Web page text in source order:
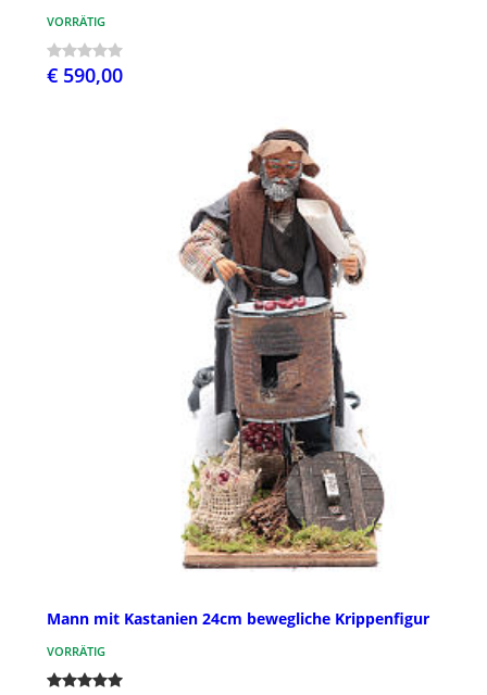
VORRÄTIG
€ 590,00
Mann mit Kastanien 24cm bewegliche Krippenfigur
VORRÄTIG